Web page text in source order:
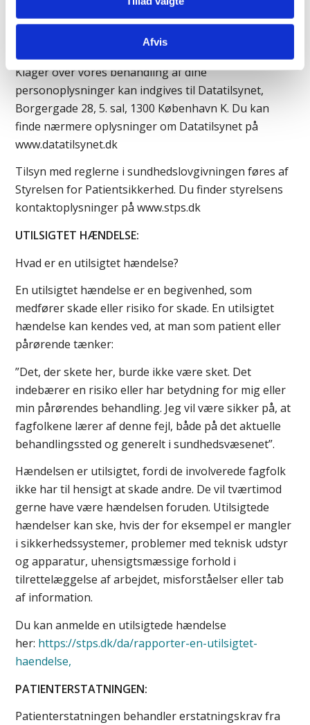
Afvis
sundhedsvæsenet.
KLAGE OVER HÅNDTERING AF PERSONOPLYSNINGER
Klager over vores behandling af dine
personoplysninger kan indgives til Datatilsynet,
Borgergade 28, 5. sal, 1300 København K. Du kan
finde nærmere oplysninger om Datatilsynet på
www.datatilsynet.dk
Tilsyn med reglerne i sundhedslovgivningen føres af
Styrelsen for Patientsikkerhed. Du finder styrelsens
kontaktoplysninger på www.stps.dk
UTILSIGTET HÆNDELSE:
Hvad er en utilsigtet hændelse?
En utilsigtet hændelse er en begivenhed, som
medfører skade eller risiko for skade. En utilsigtet
hændelse kan kendes ved, at man som patient eller
pårørende tænker:
”Det, der skete her, burde ikke være sket. Det
indebærer en risiko eller har betydning for mig eller
min pårørendes behandling. Jeg vil være sikker på, at
fagfolkene lærer af denne fejl, både på det aktuelle
behandlingssted og generelt i sundhedsvæsenet”.
Hændelsen er utilsigtet, fordi de involverede fagfolk
ikke har til hensigt at skade andre. De vil tværtimod
gerne have være hændelsen foruden. Utilsigtede
hændelser kan ske, hvis der for eksempel er mangler
i sikkerhedssystemer, problemer med teknisk udstyr
og apparatur, uhensigtsmæssige forhold i
tilrettelæggelse af arbejdet, misforståelser eller tab
af information.
Du kan anmelde en utilsigtede hændelse
her: https://stps.dk/da/rapporter-en-utilsigtet-
haendelse,
PATIENTERSTATNINGEN:
Patienterstatningen behandler erstatningskrav fra